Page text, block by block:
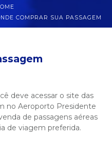
COMPRAR SUA PASSAGEM
deve acessar o site das
no Aeroporto Presidente
de passagens aéreas
de viagem preferida.